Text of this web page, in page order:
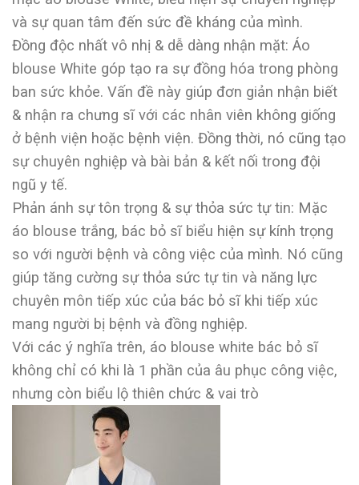
và sự quan tâm đến sức đề kháng của mình.
Đồng độc nhất vô nhị & dễ dàng nhận mặt: Áo
blouse White góp tạo ra sự đồng hóa trong phòng
ban sức khỏe. Vấn đề này giúp đơn giản nhận biết
& nhận ra chưng sĩ với các nhân viên không giống
ở bệnh viện hoặc bệnh viện. Đồng thời, nó cũng tạo
sự chuyên nghiệp và bài bản & kết nối trong đội
ngũ y tế.
Phản ánh sự tôn trọng & sự thỏa sức tự tin: Mặc
áo blouse trắng, bác bỏ sĩ biểu hiện sự kính trọng
so với người bệnh và công việc của mình. Nó cũng
giúp tăng cường sự thỏa sức tự tin và năng lực
chuyên môn tiếp xúc của bác bỏ sĩ khi tiếp xúc
mang người bị bệnh và đồng nghiệp.
Với các ý nghĩa trên, áo blouse white bác bỏ sĩ
không chỉ có khi là 1 phần của âu phục công việc,
nhưng còn biểu lộ thiên chức & vai trò